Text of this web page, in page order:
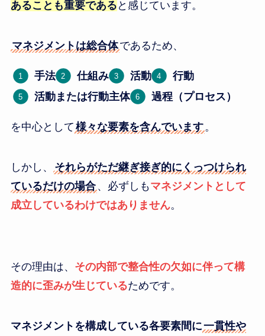
あることも重要である と感じています。
マネジメントは総合体であるため、
手法 仕組み 活動
行動
活動または行動主体
過程（プロセス）
を中心として 様々な要素を含んでいます。
しかし、
それらがただ継ぎ接ぎ的にくっつけられ
ているだけの場合 、必ずしもマネジメントとして
成立しているわけではありません。
その理由は、 その内部で整合性の欠如に伴って構
造的に歪みが生じているためです。
マネジメントを構成している各要素間に一貫性や